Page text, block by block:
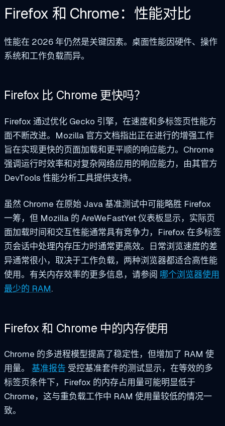
Firefox 和 Chrome：性能对比
性能在 2026 年仍然是关键因素。桌面性能因硬件、操作
系统和工作负载而异。
Firefox 比 Chrome 更快吗？
Firefox 通过优化 Gecko 引擎，在速度和多标签页性能方
面不断改进。Mozilla 官方文档指出正在进行的增强工作
旨在实现更快的页面加载和更平顺的响应能力。Chrome
强调运行时效率和对复杂网络应用的响应能力，由其官方
DevTools 性能分析工具提供支持。
虽然 Chrome 在原始 Java 基准测试中可能略胜 Firefox
一筹，但 Mozilla 的 AreWeFastYet 仪表板显示，实际页
面加载时间和交互性能通常具有竞争力，Firefox 在多标签
页会话中处理内存压力时通常更高效。日常浏览速度的差
异通常很小，取决于工作负载，两种浏览器都适合高性能
使用。有关内存效率的更多信息，请参阅 哪个浏览器使用
最少的 RAM.
Firefox 和 Chrome 中的内存使用
Chrome 的多进程模型提高了稳定性，但增加了 RAM 使
用量。 基准报告 受控基准套件的测试显示，在等效的多
标签页条件下，Firefox 的内存占用量可能明显低于
Chrome，这与重负载工作中 RAM 使用量较低的情况一
致。